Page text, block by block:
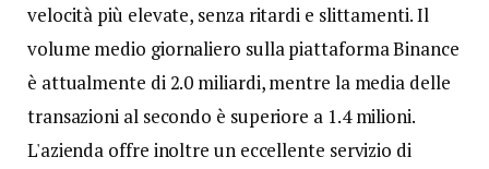
velocità più elevate, senza ritardi e slittamenti. Il
volume medio giornaliero sulla piattaforma Binance
è attualmente di 2.0 miliardi, mentre la media delle
transazioni al secondo è superiore a 1.4 milioni.
L'azienda offre inoltre un eccellente servizio di